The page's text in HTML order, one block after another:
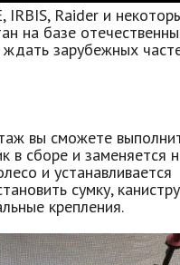
Raider и
на базе
зарубежных
вы сможете
в сборе и заменяется
и устанавливается
сумку,
крепления.